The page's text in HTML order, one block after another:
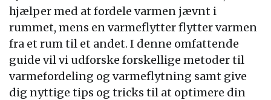
hjælper med at fordele varmen jævnt i
rummet, mens en varmeflytter flytter varmen
fra et rum til et andet. I denne omfattende
guide vil vi udforske forskellige metoder til
varmefordeling og varmeflytning samt give
dig nyttige tips og tricks til at optimere din